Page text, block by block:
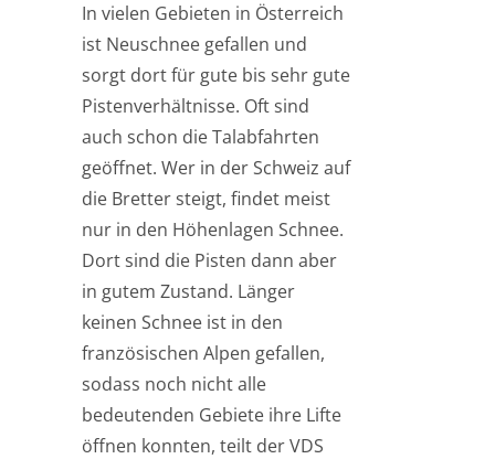
In vielen Gebieten in Österreich
ist Neuschnee gefallen und
sorgt dort für gute bis sehr gute
Pistenverhältnisse. Oft sind
auch schon die Talabfahrten
geöffnet. Wer in der Schweiz auf
die Bretter steigt, findet meist
nur in den Höhenlagen Schnee.
Dort sind die Pisten dann aber
in gutem Zustand. Länger
keinen Schnee ist in den
französischen Alpen gefallen,
sodass noch nicht alle
bedeutenden Gebiete ihre Lifte
öffnen konnten, teilt der VDS